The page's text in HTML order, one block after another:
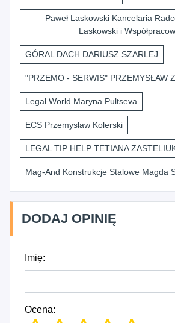
Paweł Laskowski Kancelaria
Laskowski i
GÓRAL DACH DARIUSZ SZARLEJ
"PRZEMO - SERWIS" PRZEMYSŁAW
Legal World Maryna Pultseva
ECS Przemysław Kolerski
LEGAL TIP HELP TETIANA
Mag-And Konstrukcje Stalowe Magda
DODAJ OPINIĘ
Imię:
Ocena: